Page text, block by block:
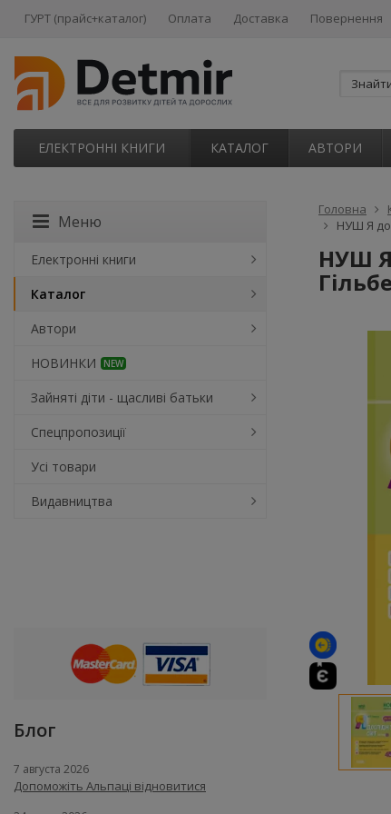
ГУРТ (прайс+каталог) Оплата Доставка Повернення
ЕЛЕКТРОННІ КНИГИ КАТАЛОГ АВТОРИ
Головна
НУШ Я
НУШ Я
Меню
Електронні книги
Каталог
Автори
НОВИНКИ
NEW
Зайняті діти - щасливі батьки
Спецпропозиції
Усі товари
Видавництва
Блог
7 августа 2026
Допоможіть Альпаці відновитися